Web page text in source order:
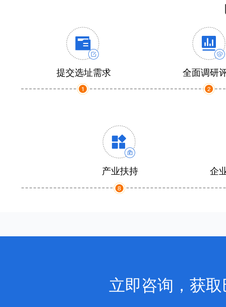
提交选址需求 全面调研
产业扶持 企
立即咨询，获